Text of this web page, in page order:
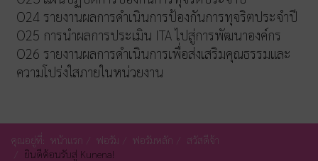
O24 รายงานผลการดำเนินการป้องกันการทุจริตประจำปี
O25 การนำผลการประเมิน ITA ไปสู่การพัฒนาองค์กร
O26 รายงานผลการดำเนินการเพื่อส่งเสริมคุณธรรมและ
ความโปร่งใสภายในหน่วยงาน
คุณอยู่ที่: หน้าแรก ฟอรัม ฟอรัมหลัก
สวัสดีจ้า
ยินดีต้อนรับสู่ Kunena!